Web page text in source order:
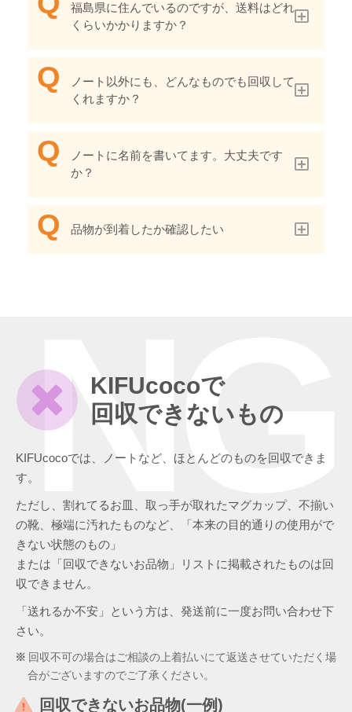
福島県に住んでいるのですが、送料はどれ
くらいかかりますか？
ノート以外にも、どんなものでも回収して
くれますか？
ノートに名前を書いてます。大丈夫です
か？
品物が到着したか確認したい
KIFUcocoで
回収できないもの
KIFUcocoでは、ノートなど、ほとんどのものを回収できま
す。
ただし、割れてるお皿、取っ手が取れたマグカップ、不揃い
の靴、極端に汚れたものなど、「本来の目的通りの使用がで
きない状態のもの」
または「回収できないお品物」リストに掲載されたものは回
収できません。
「送れるか不安」という方は、発送前に一度お問い合わせ下
さい。
回収不可の場合はご相談の上着払いにて返送させていただく場
合がございますのでご了承ください。
回収できないお品物(一例)
NG